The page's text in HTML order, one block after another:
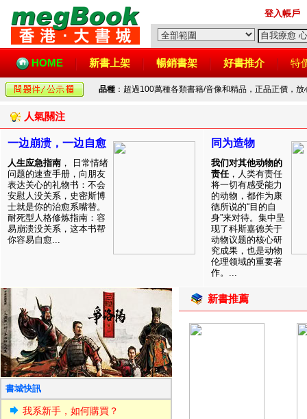
登入帳戶
HOME 新書上架 暢銷書架 好書推介 特
品種 ：超過100萬種各類書籍/音像和精品，正品正價，
人氣關注
一边崩溃，一边自愈
人生应急指南 ， 日常情绪
问题的速查手册，向朋友
表达关心的礼物书：不会
安慰人没关系，史密斯博
士就是你的治愈系嘴替。
耐死型人格修炼指南：容
易崩溃没关系，这本书帮
你容易自愈...
同为造物
我们对其他动物的
责任，人类有责任
将一切有感受能力
的动物，都作为康
德所说的“目的自
身”来对待。集中呈
现了科斯嘉德关于
动物议题的核心研
究成果，也是动物
伦理领域的重要著
作。...
書城快訊
我系新手，如何購買？
新書推薦